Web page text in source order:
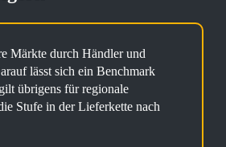
Märkte durch Händler und
lässt sich ein Benchmark
übrigens für regionale
Stufe in der Lieferkette nach